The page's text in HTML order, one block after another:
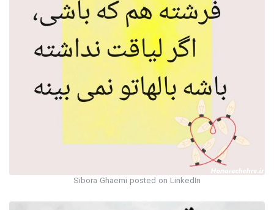
Sibora Ghaemi posted on LinkedIn